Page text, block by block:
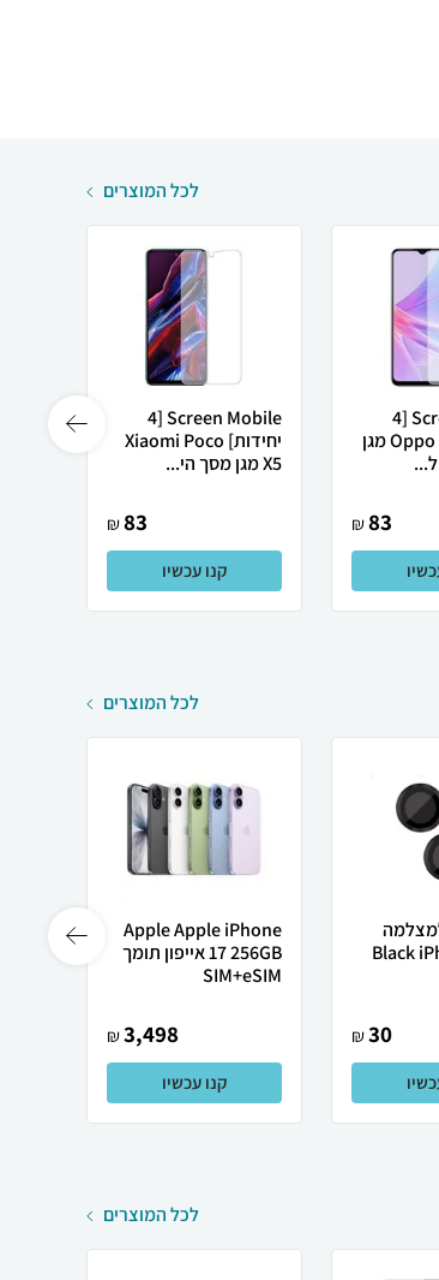
לכל המוצרים
Screen Mobile [4
יחידות] Oppo A78 מגן
83
₪
Screen Mobile [4
יחידות] Xiaomi Poco
X5 מגן מסך הי...
83
₪
קנו עכשיו
לכל המוצרים
Black
30
₪
Apple Apple iPhone
17 256GB אייפון תומך
SIM+eSIM
3,498
₪
קנו עכשיו
לכל המוצרים